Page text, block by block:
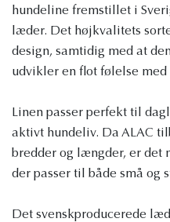
hundeline fremstillet i
læder. Det højkvalitets
design, samtidig med at
udvikler en flot følelse med
Linen passer perfekt til
aktivt hundeliv. Da ALAC
bredder og længder, er det
der passer til både små og
Det svenskproducerede